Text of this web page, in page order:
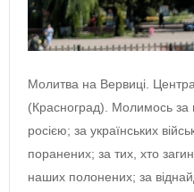
Молитва на Вервиці.
(Красноград). Молимось за
росією; за українських
поранених; за тих, хто
наших полонених; за